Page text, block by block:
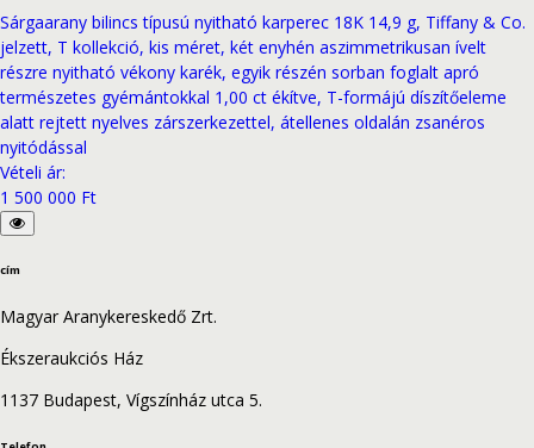
Sárgaarany bilincs típusú nyitható karperec 18K 14,9 g, Tiffany & Co.
jelzett, T kollekció, kis méret, két enyhén aszimmetrikusan ívelt
részre nyitható vékony karék, egyik részén sorban foglalt apró
természetes gyémántokkal 1,00 ct ékítve, T-formájú díszítőeleme
alatt rejtett nyelves zárszerkezettel, átellenes oldalán zsanéros
nyitódással
Vételi ár:
1 500 000 Ft
cím
Magyar Aranykereskedő Zrt.
Ékszeraukciós Ház
1137 Budapest, Vígszínház utca 5.